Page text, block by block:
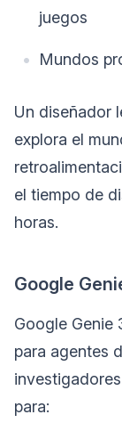
juegos
Mundos
Un diseñador
explora el
el tiempo de
horas.
Google
Google Genie
para agentes
para: